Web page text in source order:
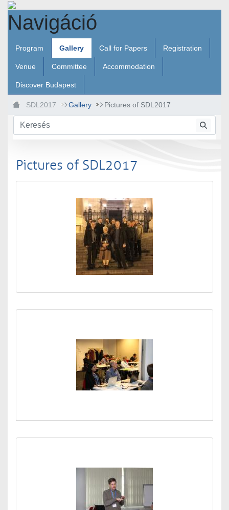
Ugrás a fő tartalomhoz
Navigáció
Program Gallery Call for Papers Registration
Venue Committee Accommodation
Discover Budapest
SDL2017 Gallery Pictures of SDL2017
Pictures of SDL2017